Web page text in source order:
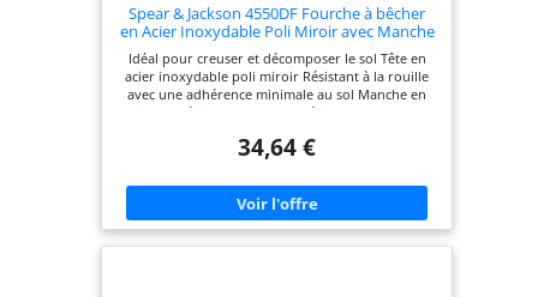
Spear & Jackson 4550DF Fourche à bêcher
en Acier Inoxydable Poli Miroir avec Manche
en Bois Massif et poignée en Y
Idéal pour creuser et décomposer le sol Tête en
acier inoxydable poli miroir Résistant à la rouille
avec une adhérence minimale au sol Manche en
bois dur résistant aux intempéries pour une plus
fendu pour former un manche en forme de
British Growing 2020
34,64 €